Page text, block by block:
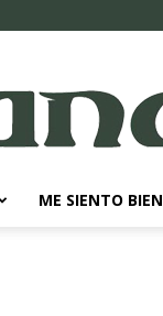
ME SIENTO BIEN